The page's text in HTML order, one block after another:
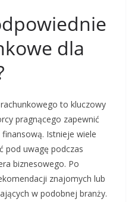
dla
to kluczowy
pragnącego zapewnić
Istnieje wiele
pod uwagę podczas
biznesowego. Po
znajomych lub
w podobnej branży.